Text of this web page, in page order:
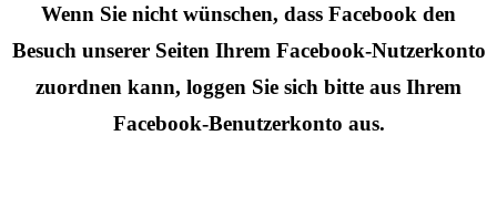
Wenn Sie nicht wünschen, dass Facebook den
Besuch unserer Seiten Ihrem Facebook-Nutzerkonto
zuordnen kann, loggen Sie sich bitte aus Ihrem
Facebook-Benutzerkonto aus.